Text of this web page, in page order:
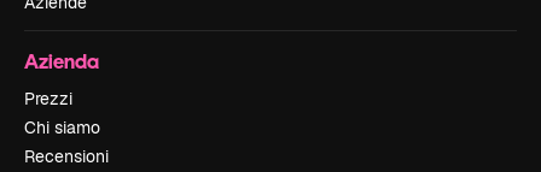
Azienda
Prezzi
Chi siamo
Recensioni